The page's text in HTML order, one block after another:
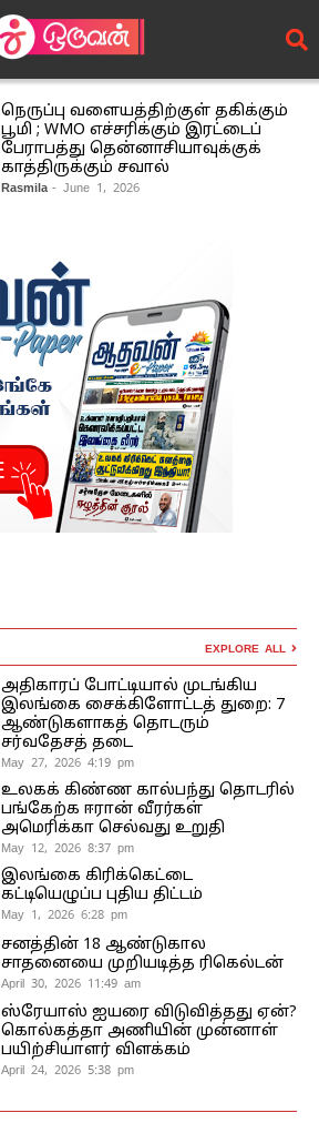
நெருப்பு வளையத்திற்குள் தகிக்கும்
பூமி ; WMO எச்சரிக்கும் இரட்டைப்
பேராபத்து தென்னாசியாவுக்குக்
காத்திருக்கும் சவால்
Rasmila - June 1, 2026
EXPLORE ALL
அதிகாரப் போட்டியால் முடங்கிய
இலங்கை சைக்கிளோட்டத் துறை: 7
ஆண்டுகளாகத் தொடரும்
சர்வதேசத் தடை
May 27, 2026 4:19 pm
உலகக் கிண்ண கால்பந்து தொடரில்
பங்கேற்க ஈரான் வீரர்கள்
அமெரிக்கா செல்வது உறுதி
May 12, 2026 8:37 pm
இலங்கை கிரிக்கெட்டை
கட்டியெழுப்ப புதிய திட்டம்
May 1, 2026 6:28 pm
சனத்தின் 18 ஆண்டுகால
சாதனையை முறியடித்த ரிகெல்டன்
April 30, 2026 11:49 am
ஸ்ரேயாஸ் ஐயரை விடுவித்தது ஏன்?
கொல்கத்தா அணியின் முன்னாள்
பயிற்சியாளர் விளக்கம்
April 24, 2026 5:38 pm